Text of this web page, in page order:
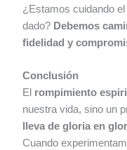
¿Estamos cuidando
dado? Debemos
fidelidad y
Conclusión
El rompimiento
nuestra vida, sino un
lleva de gloria en
Cuando